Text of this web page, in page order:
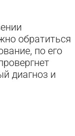
обратиться
по его
диагноз и